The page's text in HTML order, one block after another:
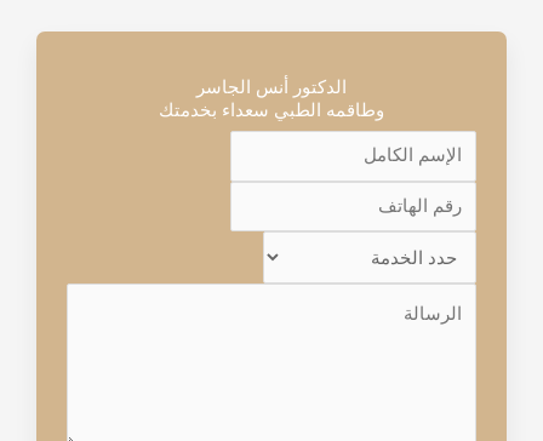
الدكتور أنس الجاسر
وطاقمه الطبي سعداء بخدمتك